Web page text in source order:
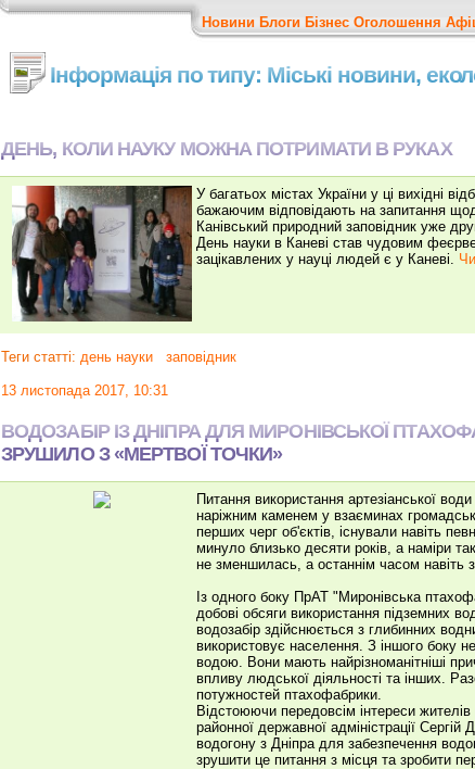
Новини Блоги Бізнес Оголошення
Інформація по типу: Міські новини,
ДЕНЬ, КОЛИ НАУКУ МОЖНА ПОТРИМАТИ В РУКАХ
У багатьох містах України у ці вихідні
бажаючим відповідають на запитання
Канівський природний заповідник уже
День науки в Каневі став чудовим
зацікавлених у науці людей є у Каневі.
Теги статті: день науки заповідник
13 листопада 2017, 10:31
ВОДОЗАБІР ІЗ ДНІПРА ДЛЯ МИРОНІВСЬКОЇ
ЗРУШИЛО З «МЕРТВОЇ ТОЧКИ»
Питання використання артезіанської
наріжним каменем у взаєминах
перших черг об'єктів, існували навіть
минуло близько десяти років, а наміри
не зменшилась, а останнім часом навіть
Із одного боку ПрАТ "Миронівська
добові обсяги використання підземних
водозабір здійснюється з глибинних
використовує населення. З іншого боку
водою. Вони мають найрізноманітніші
впливу людської діяльності та інших.
потужностей птахофабрики.
Відстоюючи передовсім інтереси
районної державної адміністрації
водогону з Дніпра для забезпечення
зрушити це питання з місця та зробити